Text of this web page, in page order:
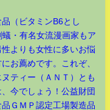
（ビタミンB6とし
・有名女流漫画家もア
よりも女性に多いお悩
お薦めです。これぞ、
ティー（ＡＮＴ）とも
今でしょう！公益財団
ＧＭＰ認定工場製造品